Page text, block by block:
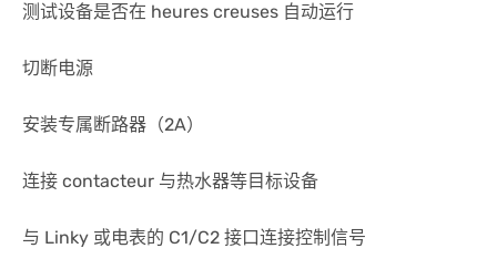
测试设备是否在 heures creuses 自动运行
切断电源
安装专属断路器（2A）
连接 contacteur 与热水器等目标设备
与 Linky 或电表的 C1/C2 接口连接控制信号